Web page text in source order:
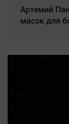
Артемий
масок для